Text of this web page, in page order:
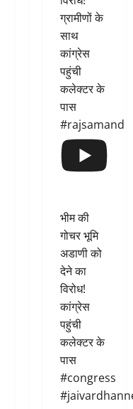
ग्रामीणों के
साथ
कांग्रेस
पहुंची
कलेक्टर के
पास
#rajsamand
भीम की
गोचर भूमि
अडाणी को
देने का
विरोध!
कांग्रेस
पहुंची
कलेक्टर के
पास
#congress